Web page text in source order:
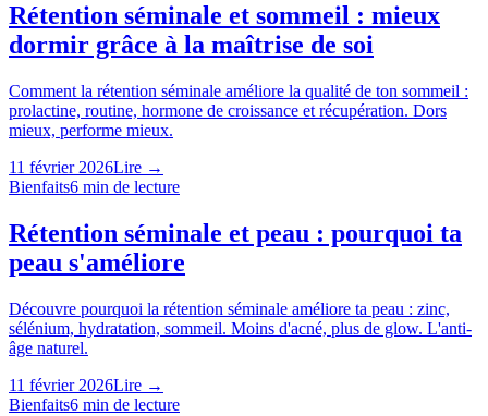
Rétention séminale et sommeil : mieux
dormir grâce à la maîtrise de soi
Comment la rétention séminale améliore la qualité de ton sommeil :
prolactine, routine, hormone de croissance et récupération. Dors
mieux, performe mieux.
11 février 2026Lire →
Bienfaits6 min de lecture
Rétention séminale et peau : pourquoi ta
peau s'améliore
Découvre pourquoi la rétention séminale améliore ta peau : zinc,
sélénium, hydratation, sommeil. Moins d'acné, plus de glow. L'anti-
âge naturel.
11 février 2026Lire →
Bienfaits6 min de lecture